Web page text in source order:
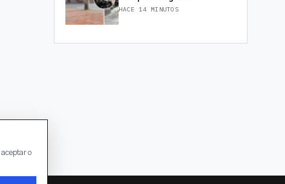
HACE 14 MINUTOS
o